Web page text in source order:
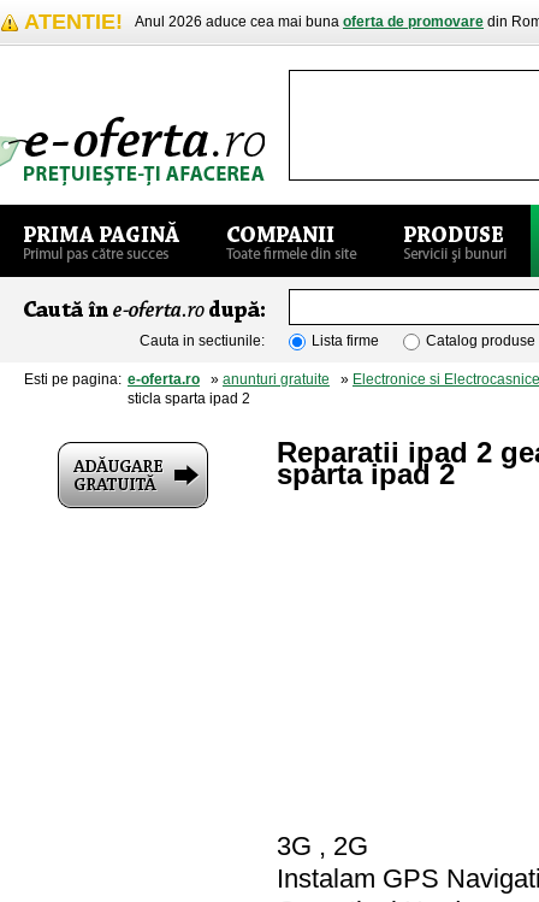
ATENTIE! Anul 2026 aduce cea mai buna oferta de promovare din
Cauta in sectiunile: Lista firme Catalog produse
Esti pe pagina: e-oferta.ro » anunturi gratuite » Electronice si Electrocasnice
sticla sparta ipad 2
Reparatii ipad 2
sparta ipad 2
3G , 2G
Instalam GPS